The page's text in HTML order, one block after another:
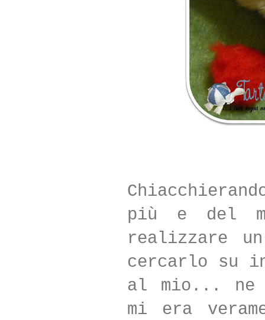
più e del
realizzare
cercarlo su
al mio... ne
mi era